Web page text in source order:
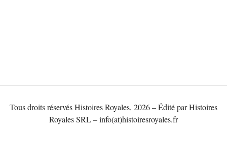
Tous droits réservés Histoires Royales, 2026 – Édité par Histoires
Royales SRL – info(at)histoiresroyales.fr